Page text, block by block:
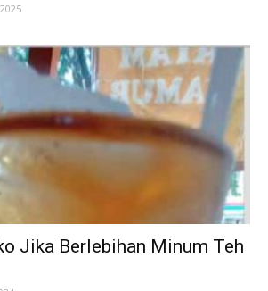
Jika Berlebihan Minum Teh